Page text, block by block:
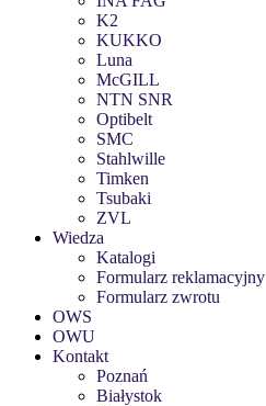
K2
KUKKO
Luna
McGILL
NTN SNR
Optibelt
SMC
Stahlwille
Timken
Tsubaki
ZVL
Wiedza
Katalogi
Formularz reklamacyjny
Formularz zwrotu
OWS
OWU
Kontakt
Poznań
Białystok